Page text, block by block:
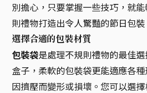
別擔心，只要掌握一些技巧，就
則禮物打造出令人驚豔的節日包裝
選擇合適的包裝材質
包裝袋是處理不規則禮物的最佳
盒子，柔軟的包裝袋更能適應各
因擠壓而變形或損壞。您可以選